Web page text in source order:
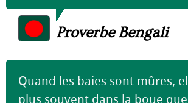
Proverbe Bengali
Quand les baies sont mûres,
plus souvent dans la boue